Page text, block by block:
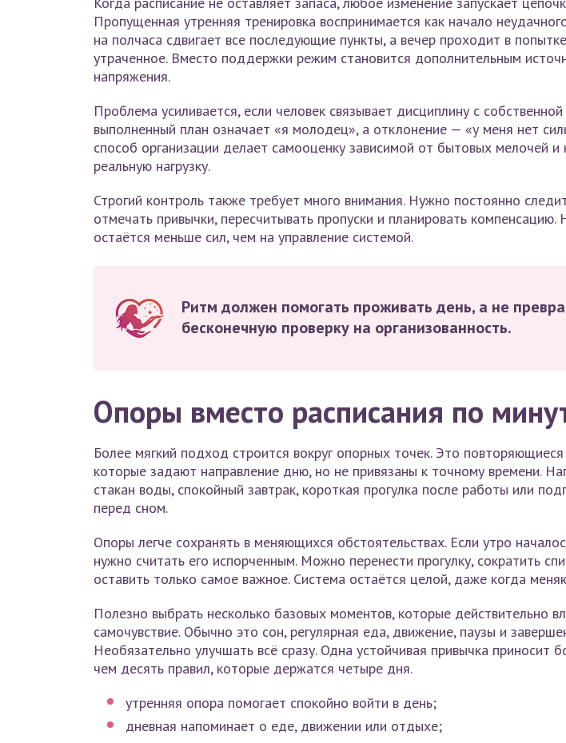
Пропущенная утренняя тренировка воспринимается как начало
на полчаса сдвигает все последующие пункты, а вечер проходит в
утраченное. Вместо поддержки режим становится дополнительным
напряжения.
Проблема усиливается, если человек связывает дисциплину с
выполненный план означает «я молодец», а отклонение — «у меня нет
способ организации делает самооценку зависимой от бытовых мелочей и
реальную нагрузку.
Строгий контроль также требует много внимания. Нужно постоянно
отмечать привычки, пересчитывать пропуски и планировать компенсацию.
остаётся меньше сил, чем на управление системой.
Ритм должен помогать проживать день, а не
бесконечную проверку на организованность.
Опоры вместо расписания по
Более мягкий подход строится вокруг опорных точек. Это повторяющиеся
которые задают направление дню, но не привязаны к точному времени.
стакан воды, спокойный завтрак, короткая прогулка после работы или
перед сном.
Опоры легче сохранять в меняющихся обстоятельствах. Если утро
нужно считать его испорченным. Можно перенести прогулку, сократить
оставить только самое важное. Система остаётся целой, даже когда
Полезно выбрать несколько базовых моментов, которые действительно
самочувствие. Обычно это сон, регулярная еда, движение, паузы и
Необязательно улучшать всё сразу. Одна устойчивая привычка приносит
чем десять правил, которые держатся четыре дня.
утренняя опора помогает спокойно войти в день;
дневная напоминает о еде, движении или отдыхе;